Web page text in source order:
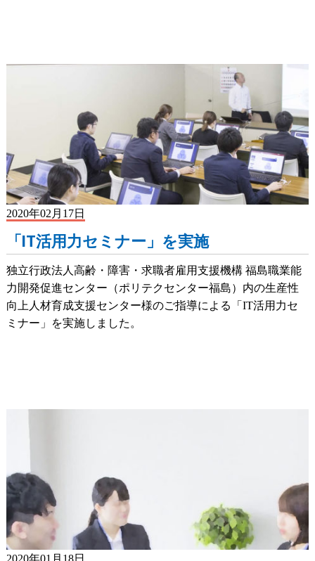
2020年02月17日
「IT活用力セミナー」を実施
独立行政法人高齢・障害・求職者雇用支援機構 福島職業能
力開発促進センター（ポリテクセンター福島）内の生産性
向上人材育成支援センター様のご指導による「IT活用力セ
ミナー」を実施しました。
2020年01月18日